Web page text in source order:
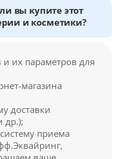
вы купите этот
и косметики?
и их параметров для
магазина
доставки
др.);
приема